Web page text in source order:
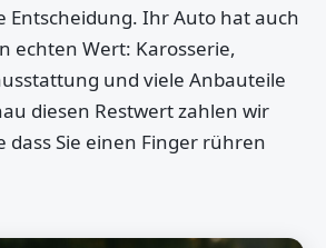
Entscheidung. Ihr Auto hat auch
echten Wert: Karosserie,
und viele Anbauteile
diesen Restwert zahlen wir
dass Sie einen Finger rühren